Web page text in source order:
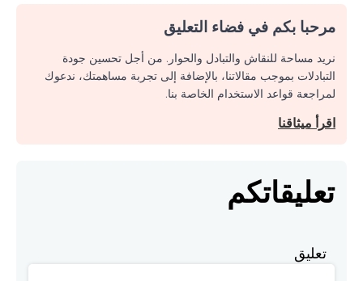
مرحبا بكم في فضاء التعليق
نريد مساحة للنقاش والتبادل والحوار. من أجل تحسين جودة
التبادلات بموجب مقالاتنا، بالإضافة إلى تجربة مساهمتك، ندعوك
لمراجعة قواعد الاستخدام الخاصة بنا.
اقرأ ميثاقنا
تعليقاتكم
تعليق